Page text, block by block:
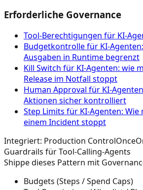
Erforderliche Governance
Tool‑Berechtigungen für
Budgetkontrolle für KI-
Ausgaben in Runtime begrenzt
Kill Switch für KI-Agenten: wie
Release im Notfall stoppt
Human Approval für KI-
Aktionen sicher kontrolliert
Step Limits für KI-Agenten: Wie
einem Incident stoppt
Integriert: Production Control
Guardrails für Tool-Calling-Agents
Shippe dieses Pattern mit
Budgets (Steps / Spend Caps)